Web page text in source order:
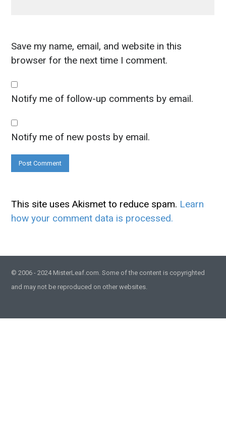
Save my name, email, and website in this
browser for the next time I comment.
Notify me of follow-up comments by email.
Notify me of new posts by email.
This site uses Akismet to reduce spam. Learn
how your comment data is processed.
© 2006 - 2024 MisterLeaf.com. Some of the content is copyrighted
and may not be reproduced on other websites.